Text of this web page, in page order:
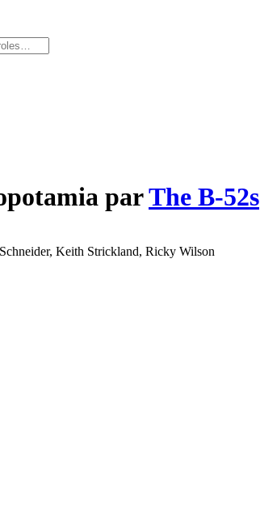
parThe B-52s
Keith Strickland, Ricky Wilson